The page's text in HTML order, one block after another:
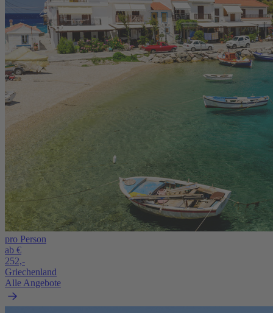
pro Person
ab €
252,-
Griechenland
Alle Angebote